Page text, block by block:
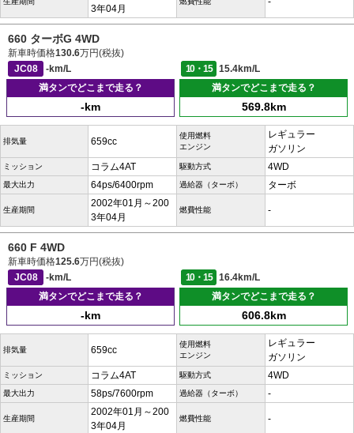
3年04月
660 ターボG 4WD
新車時価格130.6万円(税抜)
JC08
-km/L 10・15
15.4km/L
満タンでどこまで走る？
-km
満タンでどこまで走る？
569.8km
排気量 659cc
使用燃料
エンジン
レギュラー
ガソリン
ミッション コラム4AT 駆動方式 4WD
最大出力 64ps/6400rpm 過給器（ターボ） ターボ
生産期間
2002年01月～200
3年04月
燃費性能 -
660 F 4WD
新車時価格125.6万円(税抜)
JC08
-km/L 10・15
16.4km/L
満タンでどこまで走る？
-km
満タンでどこまで走る？
606.8km
排気量 659cc
使用燃料
エンジン
レギュラー
ガソリン
ミッション コラム4AT 駆動方式 4WD
最大出力 58ps/7600rpm 過給器（ターボ） -
生産期間
2002年01月～200
3年04月
燃費性能 -